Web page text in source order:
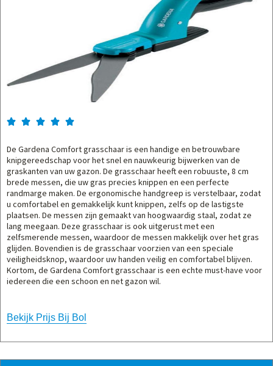
    
De Gardena Comfort grasschaar is een handige en betrouwbare
knipgereedschap voor het snel en nauwkeurig bijwerken van de
graskanten van uw gazon. De grasschaar heeft een robuuste, 8 cm
brede messen, die uw gras precies knippen en een perfecte
randmarge maken. De ergonomische handgreep is verstelbaar, zodat
u comfortabel en gemakkelijk kunt knippen, zelfs op de lastigste
plaatsen. De messen zijn gemaakt van hoogwaardig staal, zodat ze
lang meegaan. Deze grasschaar is ook uitgerust met een
zelfsmerende messen, waardoor de messen makkelijk over het gras
glijden. Bovendien is de grasschaar voorzien van een speciale
veiligheidsknop, waardoor uw handen veilig en comfortabel blijven.
Kortom, de Gardena Comfort grasschaar is een echte must-have voor
iedereen die een schoon en net gazon wil.
Bekijk Prijs Bij Bol